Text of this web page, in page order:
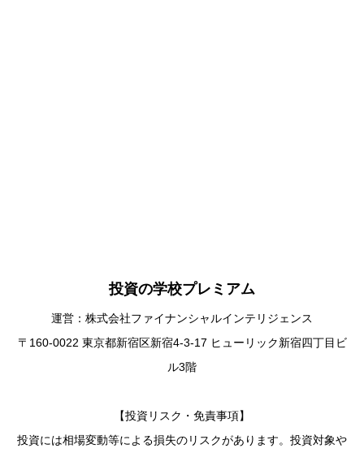
投資の学校プレミアム
運営：株式会社ファイナンシャルインテリジェンス
〒160-0022 東京都新宿区新宿4-3-17 ヒューリック新宿四丁目ビ
ル3階
【投資リスク・免責事項】
投資には相場変動等による損失のリスクがあります。投資対象や